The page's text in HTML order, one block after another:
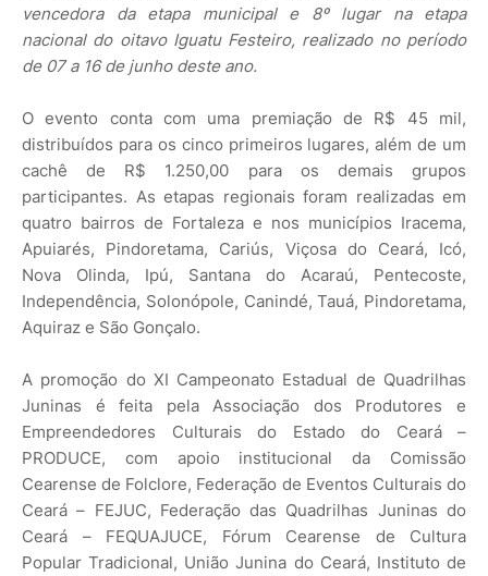
vencedora da etapa municipal e 8º lugar na etapa
nacional do oitavo Iguatu Festeiro, realizado no período
de 07 a 16 de junho deste ano.
O evento conta com uma premiação de R$ 45 mil,
distribuídos para os cinco primeiros lugares, além de um
cachê de R$ 1.250,00 para os demais grupos
participantes. As etapas regionais foram realizadas em
quatro bairros de Fortaleza e nos municípios Iracema,
Apuiarés, Pindoretama, Cariús, Viçosa do Ceará, Icó,
Nova Olinda, Ipú, Santana do Acaraú, Pentecoste,
Independência, Solonópole, Canindé, Tauá, Pindoretama,
Aquiraz e São Gonçalo.
A promoção do XI Campeonato Estadual de Quadrilhas
Juninas é feita pela Associação dos Produtores e
Empreendedores Culturais do Estado do Ceará –
PRODUCE, com apoio institucional da Comissão
Cearense de Folclore, Federação de Eventos Culturais do
Ceará – FEJUC, Federação das Quadrilhas Juninas do
Ceará – FEQUAJUCE, Fórum Cearense de Cultura
Popular Tradicional, União Junina do Ceará, Instituto de